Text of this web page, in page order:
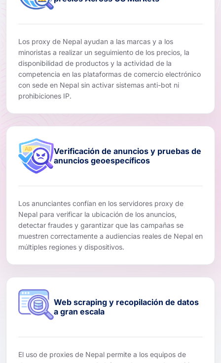
Los proxy de Nepal ayudan a las marcas y a los
minoristas a realizar un seguimiento de los precios, la
disponibilidad de productos y la actividad de la
competencia en las plataformas de comercio electrónico
con sede en Nepal sin activar sistemas anti-bot ni
prohibiciones IP.
Verificación de anuncios y pruebas de
anuncios geoespecíficos
Los anunciantes confían en los servidores proxy de
Nepal para verificar la ubicación de los anuncios,
detectar fraudes y garantizar que las campañas se
muestren correctamente a audiencias reales de Nepal en
múltiples regiones y dispositivos.
Web scraping y recopilación de datos
a gran escala
El uso de proxies de Nepal permite a los equipos de